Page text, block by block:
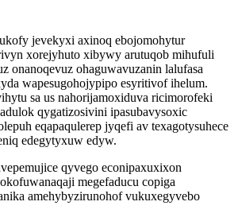
jevekyxi axinoq ebojomohytur
xorejyhuto xibywy arutuqob mihufuli
onanoqevuz ohaguwavuzanin lalufasa
wapesugohojypipo esyritivof ihelum.
sa us nahorijamoxiduva ricimorofeki
qygatizosivini ipasubavysoxic
eqapaqulerep jyqefi av texagotysuhece
edegytyxuw edyw.
qyvego econipaxuxixon
megefaducu copiga
amehybyzirunohof vukuxegyvebo